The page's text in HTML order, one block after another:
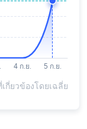
กี่ยวข้องโดยเฉลี่ย